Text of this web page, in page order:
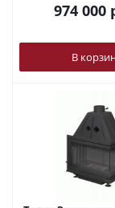
974 000
В